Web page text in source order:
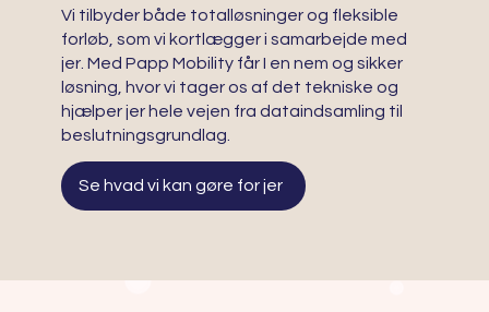
Vi tilbyder både totalløsninger og fleksible
forløb, som vi kortlægger i samarbejde med
jer. Med Papp Mobility får I en nem og sikker
løsning, hvor vi tager os af det tekniske og
hjælper jer hele vejen fra dataindsamling til
beslutningsgrundlag.
Se hvad vi kan gøre for jer